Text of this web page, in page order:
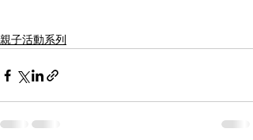
親子活動系列